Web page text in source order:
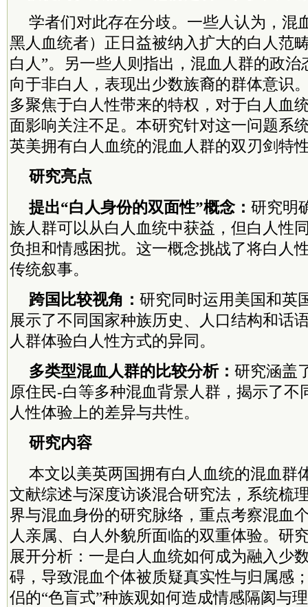
学者们对此存在分歧。一些人认为，混
黑人血统者）正日益被纳入扩大的白人范
白人”。另一些人则指出，混血人群的政
向于非白人，表现出少数族裔的群体意识
多聚焦于白人性带来的特权，对于白人血
面影响关注不足。本研究针对这一问题系
英美拥有白人血统的混血人群的双刃剑特
研究亮点
提出“白人身份的双面性”概念： 研究明
族人群可以从白人血统中获益，但白人性
负担和情感困扰。这一概念挑战了将白人
传统叙事。
跨国比较视角： 研究同时运用美国和英
展示了不同国家种族历史、人口结构和话
人群体验白人性方式的异同。
多类型混血人群的比较分析： 研究涵盖
原住民-白等多种混血背景人群，揭示了不
人性体验上的差异与共性。
研究内容
本文以美英两国拥有白人血统的混血群
文献综述与深度访谈混合研究法，系统梳
界与混血身份的研究脉络，重点考察混血
人亲属、白人外貌所面临的双重体验。研
展开分析：一是白人血统如何成为融入少
碍，导致混血个体被质疑真实性与归属感
侣的“色盲式”种族观如何造成情感隔阂与